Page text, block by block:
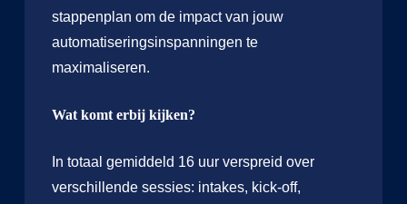
stappenplan om de impact van jouw
automatiseringsinspanningen te
maximaliseren.
Wat komt erbij kijken?
In totaal gemiddeld 16 uur verspreid over
verschillende sessies: intakes, kick-off,